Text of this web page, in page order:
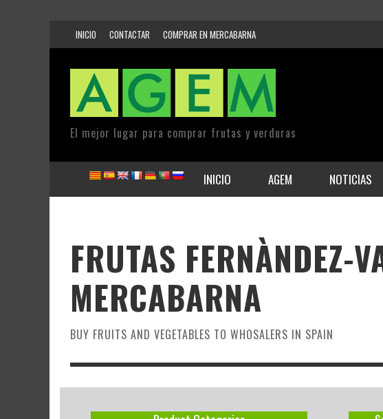
INICIO CONTACTAR COMPRAR EN MERCABARNA
El mejor lugar para comprar frutas y verduras
INICIO AGEM NOTICIAS
FRUTAS FERNÀNDEZ-
MERCABARNA
BUY FRUITS AND VEGETABLES TO WHOSALERS IN SPAIN